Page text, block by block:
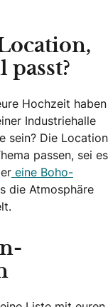
Hochzeit haben
Industriehalle
sein? Die Location
passen, sei es
eine Boho-
die Atmosphäre